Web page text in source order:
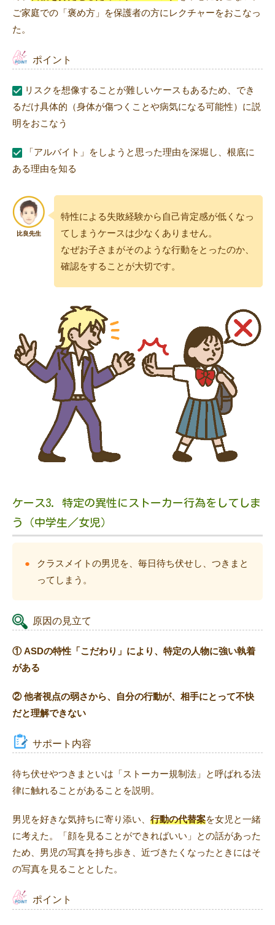
ご家庭での「褒め方」を保護者の方にレクチャーをおこなっ
た。
ポイント
リスクを想像することが難しいケースもあるため、でき
るだけ具体的（身体が傷つくことや病気になる可能性）に説
明をおこなう
「アルバイト」をしようと思った理由を深堀し、根底に
ある理由を知る
特性による失敗経験から自己肯定感が低くなっ
てしまうケースは少なくありません。
なぜお子さまがそのような行動をとったのか、
確認をすることが大切です。
ケース3. 特定の異性にストーカー行為をしてしま
う（中学生／女児）
クラスメイトの男児を、毎日待ち伏せし、つきまと
ってしまう。
原因の見立て
① ASDの特性「こだわり」により、特定の人物に強い執着
がある
② 他者視点の弱さから、自分の行動が、相手にとって不快
だと理解できない
サポート内容
待ち伏せやつきまといは「ストーカー規制法」と呼ばれる法
律に触れることがあることを説明。
男児を好きな気持ちに寄り添い、 行動の代替案を女児と一緒
に考えた。「顔を見ることができればいい」との話があった
ため、男児の写真を持ち歩き、近づきたくなったときにはそ
の写真を見ることとした。
ポイント